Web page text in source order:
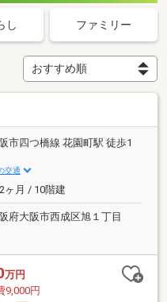
し ファミリー
市四つ橋線 花園町駅 徒歩1
交通
ヶ月 / 10階建
府大阪市西成区旭１丁目
万円
9,000円